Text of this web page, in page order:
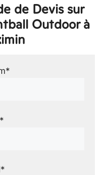
de Devis sur
Outdoor à